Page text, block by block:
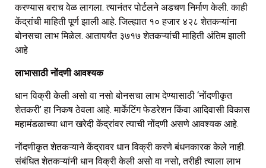
करण्यास बराच वेळ लागला. त्यानंतर पोर्टलने अडचण निर्माण केली. काही
केंद्रांची माहिती पूर्ण झाली आहे. जिल्ह्यात १० हजार ४२८ शेतकऱ्यांना
बोनसचा लाभ मिळेल. आतापर्यंत ३७१७ शेतकऱ्यांची माहिती अंतिम झाली
आहे
लाभासाठी नोंदणी आवश्‍यक
धान विक्री केली असो वा नसो बोनसचा लाभ देण्यासाठी ‘नोंदणीकृत
शेतकरी’ हा निकष ठेवला आहे. मार्केटिंग फेडरेशन किंवा आदिवासी विकास
महामंडळाच्या धान खरेदी केंद्रांवर त्याची नोंदणी असणे आवश्यक आहे.
नोंदणीकृत शेतकऱ्याने केंद्रावर धान विक्री करणे बंधनकारक केले नाही.
संबंधित शेतकऱ्यांनी धान विक्री केली असो वा नसो, तरीही त्याला लाभ